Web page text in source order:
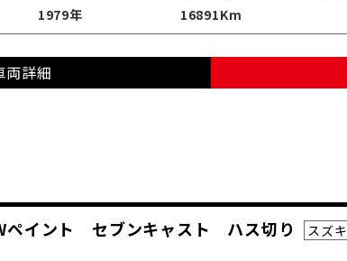
1979年
16891Km
両詳細
ペイント セブンキャスト ハス切り スズキ